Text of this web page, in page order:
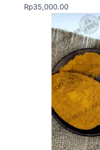
Rp35,000.00